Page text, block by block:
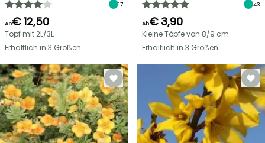
17
Ab€ 12,50
Topf mit 2L/3L
Erhältlich in 3 Größen
43
Ab€ 3,90
Kleine Töpfe von 8/9 cm
Erhältlich in 3 Größen